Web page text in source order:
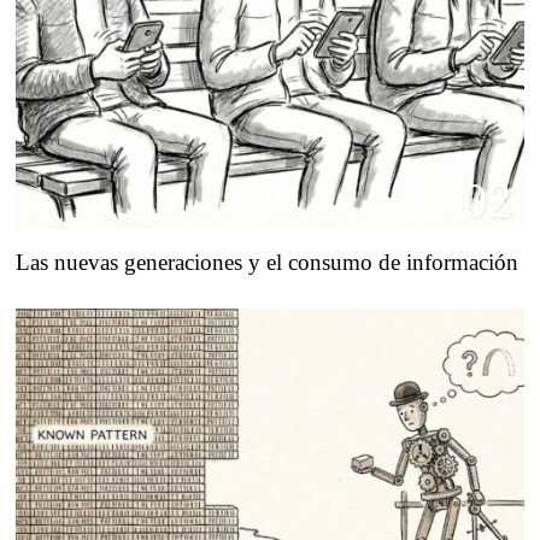
02
Las nuevas generaciones y el consumo de información